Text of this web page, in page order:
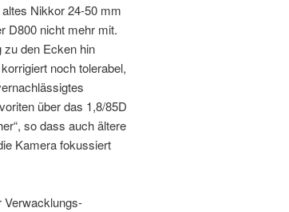
Nikkor 24-50 mm
D800 nicht mehr mit.
zu den Ecken hin
noch tolerabel,
über das 1,8/85D
so dass auch ältere
Kamera fokussiert
Verwacklungs-